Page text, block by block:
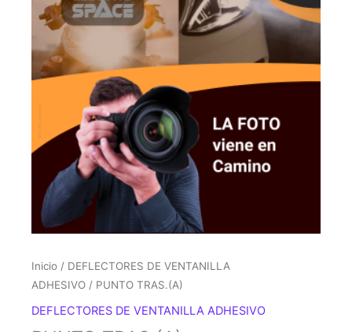
Inicio / DEFLECTORES DE VENTANILLA
ADHESIVO / PUNTO TRAS.(A)
DEFLECTORES DE VENTANILLA ADHESIVO